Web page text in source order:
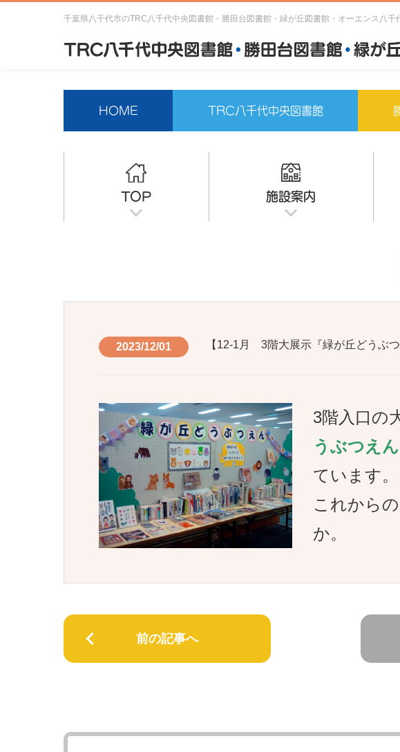
千葉県八千代市のTRC八千代中央図書館・勝田台図書館・緑が丘図書館・オーエンス八千
HOME TRC八千代中央図書館
TOP 施設案内
2023/12/01 【12-1月 3階大展示『緑が丘どうぶつ
3階入口の
うぶつえん
ています。
これから
か。
前の記事へ